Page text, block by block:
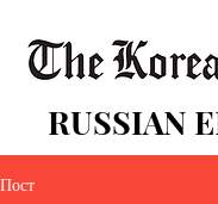
RUSSIAN
Пост